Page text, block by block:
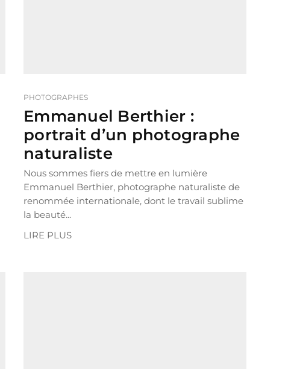
PHOTOGRAPHES
Emmanuel Berthier :
portrait d’un photographe
naturaliste
Nous sommes fiers de mettre en lumière
Emmanuel Berthier, photographe naturaliste de
renommée internationale, dont le travail sublime
la beauté...
LIRE PLUS